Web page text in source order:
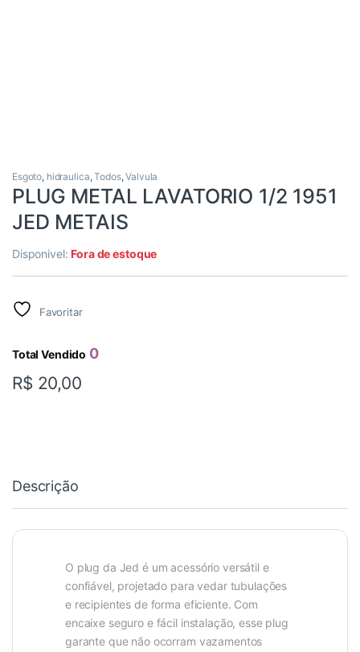
Esgoto, hidraulica,Todos,Valvula
PLUG METAL LAVATORIO 1/2 1951
JED METAIS
Disponivel:Fora de estoque
Favoritar
Total Vendido 0
R$ 20,00
Descrição
O plug da Jed é um acessório versátil e
confiável, projetado para vedar tubulações
e recipientes de forma eficiente. Com
encaixe seguro e fácil instalação, esse plug
garante que não ocorram vazamentos